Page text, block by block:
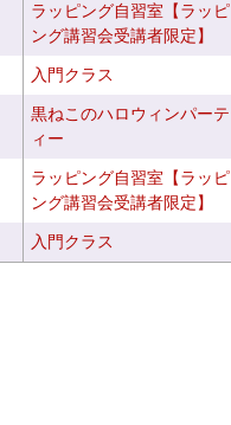
ラッピング自習室【ラッピ
ング講習会受講者限定】
入門クラス
黒ねこのハロウィンパーテ
ィー
ラッピング自習室【ラッピ
ング講習会受講者限定】
入門クラス